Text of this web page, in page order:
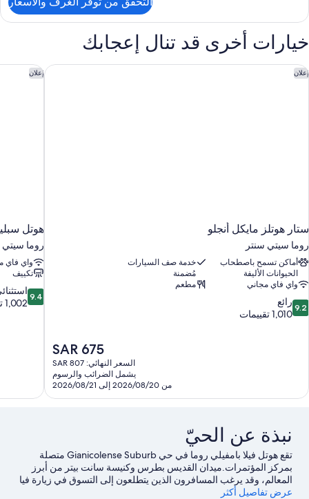
Triple
Room
خيارات أخرى قد تنال إعجابك
إعلان
ستار هوتلز مايكل أنجلو
روما سيتي سنتر
أماكن تسمح باصطحاب
الحيوانات الأليفة
خدمة صف السيارات
مُضمنة
واي فاي مجاني
مطعم
9.2
من
9.2 رائع
1,010 تقييمات
السعر
الحالي
هو
SAR
675
SAR 675
السعر النهائي: SAR 807
يشمل الضرائب والرسوم
من 2026/08/20 إلى 2026/08/21
ستار هوتلز مايكل أنجلو إعلان
هوتل
روما سيتي
واي فاي
تكييف
9.4
من
9.4
1,002 تقييم
هوتل
نبذة عن الحيّ
تقع هوتل فيلا بامفيلي روما في حي Gianicolense Suburb متصلة
بمركز المؤتمرات.ميدان القديس بطرس وكنيسة سانت بيتر من أبرز
المعالم، وقد يرغب المسافرون الذين يتطلعون إلى التسوق في زيارة فيا
كولا دي رينزو وفيا دل كورسو.هل تطلع إلى الاستمتاع بحضور حدث أو
عرض تفاصيل أكثر